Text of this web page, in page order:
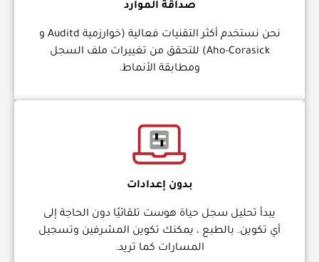
صداقة الموارد
نحن نستخدم أكثر التقنيات فعالية (خوارزمية Auditd و
Aho-Corasick) للتحقق من تغييرات ملف السجل
ومطابقة الأنماط.
بدون إعدادات
يبدأ تحليل سجل حياة هوست تلقائيًا دون الحاجة إلى
أي تكوين. بالطبع ، يمكنك تكوين المشرفين وتسجيل
المسارات كما تريد.